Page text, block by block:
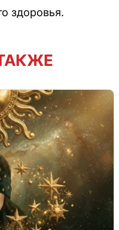
здоровья.